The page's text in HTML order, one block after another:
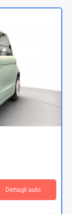
Dettagli auto